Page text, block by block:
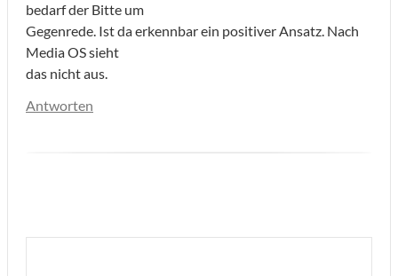
bedarf der Bitte um
Gegenrede. Ist da erkennbar ein positiver Ansatz. Nach
Media OS sieht
das nicht aus.
Antworten